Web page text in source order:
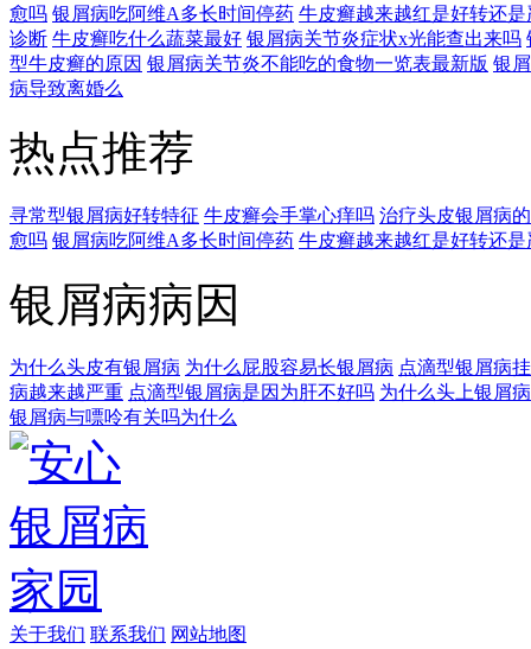
愈吗 银屑病吃阿维A多长时间停药 牛皮癣越来越红是好转还是
诊断 牛皮癣吃什么蔬菜最好 银屑病关节炎症状x光能查出来吗
型牛皮癣的原因 银屑病关节炎不能吃的食物一览表最新版 银
病导致离婚么
热点推荐
寻常型银屑病好转特征 牛皮癣会手掌心痒吗 治疗头皮银屑病
愈吗 银屑病吃阿维A多长时间停药 牛皮癣越来越红是好转还是
银屑病病因
为什么头皮有银屑病 为什么屁股容易长银屑病 点滴型银屑病
病越来越严重 点滴型银屑病是因为肝不好吗 为什么头上银屑
银屑病与嘌呤有关吗为什么
关于我们 联系我们 网站地图